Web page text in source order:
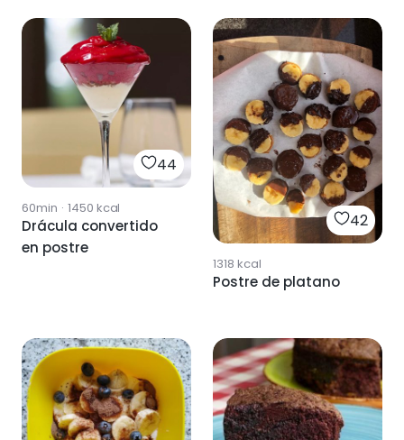
44
60min · 1450 kcal
Drácula convertido
en postre
42
1318 kcal
Postre de platano